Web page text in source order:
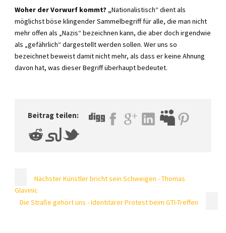
Woher der Vorwurf kommt? „Nationalistisch“ dient als
möglichst böse klingender Sammelbegriff für alle, die man nicht
mehr offen als „Nazis“ bezeichnen kann, die aber doch irgendwie
als „gefährlich“ dargestellt werden sollen. Wer uns so
bezeichnet beweist damit nicht mehr, als dass er keine Ahnung
davon hat, was dieser Begriff überhaupt bedeutet.
Beitrag teilen:
Nächster Künstler bricht sein Schweigen - Thomas
Glavinic
Die Straße gehört uns - Identitärer Protest beim GTI-Treffen